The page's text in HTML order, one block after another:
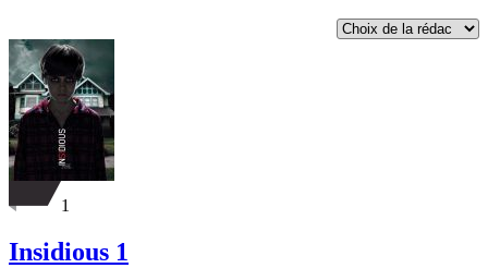
1
Insidious 1